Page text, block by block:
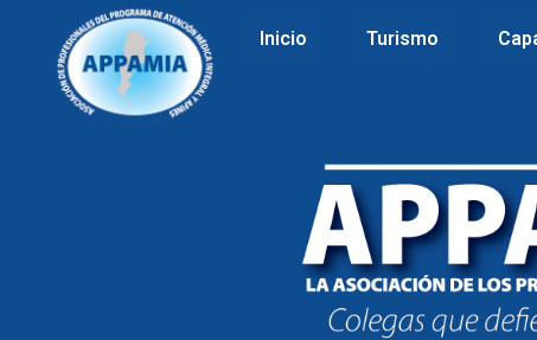
Inicio Turismo